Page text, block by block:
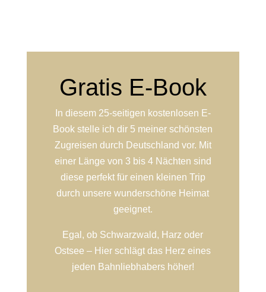
Gratis E-Book
In diesem 25-seitigen kostenlosen E-
Book stelle ich dir 5 meiner schönsten
Zugreisen durch Deutschland vor. Mit
einer Länge von 3 bis 4 Nächten sind
diese perfekt für einen kleinen Trip
durch unsere wunderschöne Heimat
geeignet.
Egal, ob Schwarzwald, Harz oder
Ostsee – Hier schlägt das Herz eines
jeden Bahnliebhabers höher!